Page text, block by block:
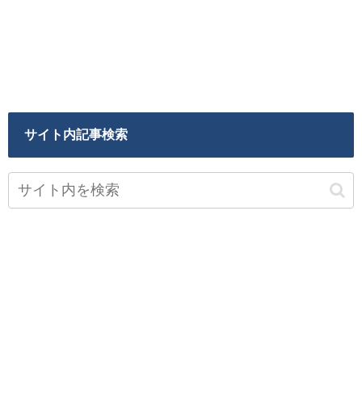
サイト内記事検索